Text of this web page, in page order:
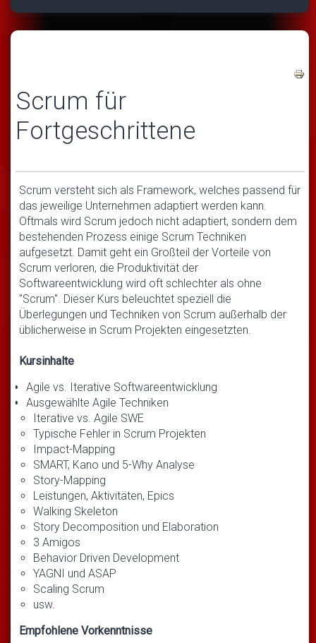
Scrum für
Fortgeschrittene
Scrum versteht sich als Framework, welches passend für
das jeweilige Unternehmen adaptiert werden kann.
Oftmals wird Scrum jedoch nicht adaptiert, sondern dem
bestehenden Prozess einige Scrum Techniken
aufgesetzt. Damit geht ein Großteil der Vorteile von
Scrum verloren, die Produktivität der
Softwareentwicklung wird oft schlechter als ohne
"Scrum". Dieser Kurs beleuchtet speziell die
Überlegungen und Techniken von Scrum außerhalb der
üblicherweise in Scrum Projekten eingesetzten.
Kursinhalte
Agile vs. Iterative Softwareentwicklung
Ausgewählte Agile Techniken
Iterative vs. Agile SWE
Typische Fehler in Scrum Projekten
Impact-Mapping
SMART, Kano und 5-Why Analyse
Story-Mapping
Leistungen, Aktivitäten, Epics
Walking Skeleton
Story Decomposition und Elaboration
3 Amigos
Behavior Driven Development
YAGNI und ASAP
Scaling Scrum
usw.
Empfohlene Vorkenntnisse